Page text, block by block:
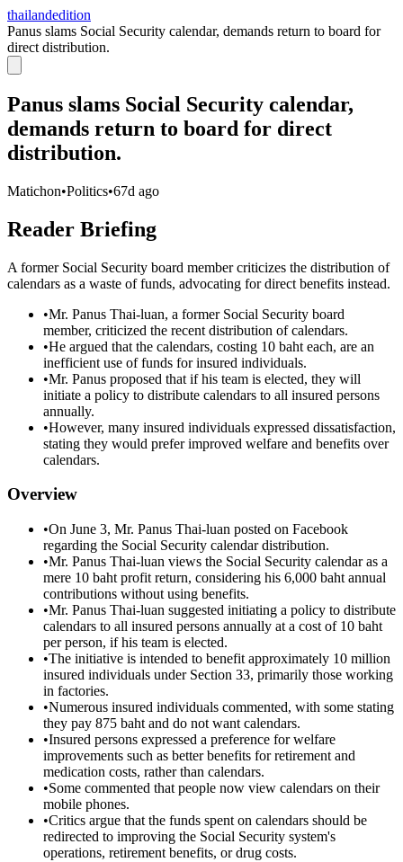
thailandedition
Panus slams Social Security calendar, demands return to board for
direct distribution.
Panus slams Social Security calendar,
demands return to board for direct
distribution.
Matichon•Politics•67d ago
Reader Briefing
A former Social Security board member criticizes the distribution of
calendars as a waste of funds, advocating for direct benefits instead.
•Mr. Panus Thai-luan, a former Social Security board
member, criticized the recent distribution of calendars.
•He argued that the calendars, costing 10 baht each, are an
inefficient use of funds for insured individuals.
•Mr. Panus proposed that if his team is elected, they will
initiate a policy to distribute calendars to all insured persons
annually.
•However, many insured individuals expressed dissatisfaction,
stating they would prefer improved welfare and benefits over
calendars.
Overview
•On June 3, Mr. Panus Thai-luan posted on Facebook
regarding the Social Security calendar distribution.
•Mr. Panus Thai-luan views the Social Security calendar as a
mere 10 baht profit return, considering his 6,000 baht annual
contributions without using benefits.
•Mr. Panus Thai-luan suggested initiating a policy to distribute
calendars to all insured persons annually at a cost of 10 baht
per person, if his team is elected.
•The initiative is intended to benefit approximately 10 million
insured individuals under Section 33, primarily those working
in factories.
•Numerous insured individuals commented, with some stating
they pay 875 baht and do not want calendars.
•Insured persons expressed a preference for welfare
improvements such as better benefits for retirement and
medication costs, rather than calendars.
•Some commented that people now view calendars on their
mobile phones.
•Critics argue that the funds spent on calendars should be
redirected to improving the Social Security system's
operations, retirement benefits, or drug costs.